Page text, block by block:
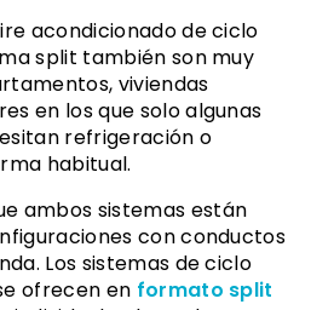
acondicionado de ciclo
split también son muy
viviendas
en los que solo algunas
refrigeración o
habitual.
ambos sistemas están
con conductos
Los sistemas de ciclo
ofrecen en formato split